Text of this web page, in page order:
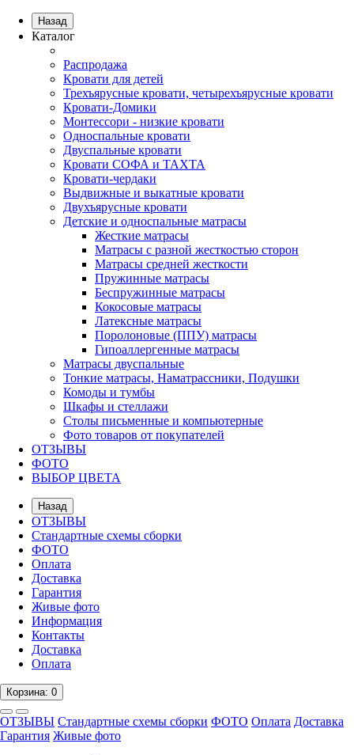
Назад
Каталог
Распродажа
Кровати для детей
Трехъярусные кровати, четырехъярусные кровати
Кровати-Домики
Монтессори - низкие кровати
Односпальные кровати
Двуспальные кровати
Кровати СОФА и ТАХТА
Кровати-чердаки
Выдвижные и выкатные кровати
Двухъярусные кровати
Детские и односпальные матрасы
Жесткие матрасы
Матрасы с разной жесткостью сторон
Матрасы средней жесткости
Пружинные матрасы
Беспружинные матрасы
Кокосовые матрасы
Латексные матрасы
Поролоновые (ППУ) матрасы
Гипоаллергенные матрасы
Матрасы двуспальные
Тонкие матрасы, Наматрассники, Подушки
Комоды и тумбы
Шкафы и стеллажи
Столы письменные и компьютерные
Фото товаров от покупателей
ОТЗЫВЫ
ФОТО
ВЫБОР ЦВЕТА
Назад
ОТЗЫВЫ
Стандартные схемы сборки
ФОТО
Оплата
Доставка
Гарантия
Живые фото
Информация
Контакты
Доставка
Оплата
Корзина: 0
ОТЗЫВЫ Стандартные схемы сборки ФОТО Оплата Доставка
Гарантия Живые фото